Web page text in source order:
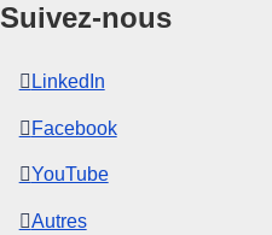
Suivez-nous
LinkedIn
Facebook
YouTube
Autres